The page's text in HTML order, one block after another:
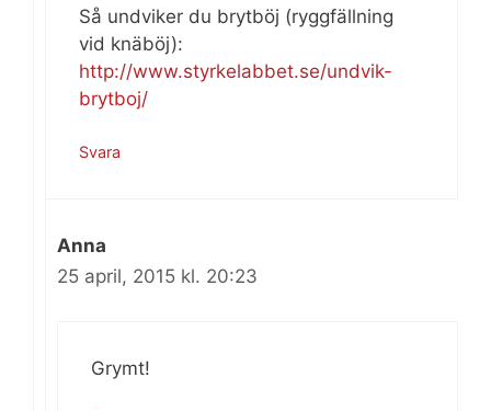
Så undviker du brytböj (ryggfällning
vid knäböj):
http://www.styrkelabbet.se/undvik-
brytboj/
Svara
Anna
25 april, 2015 kl. 20:23
Grymt!